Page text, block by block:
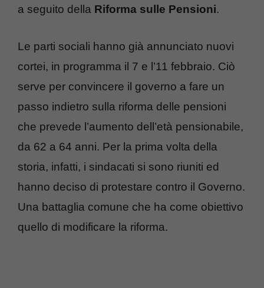
a seguito della Riforma sulle Pensioni.
Le parti sociali hanno già annunciato nuovi
cortei, in programma il 7 e l’11 febbraio. Ciò
serve per convincere il governo a fare un
passo indietro sulla riforma delle pensioni
che prevede l’aumento dell’età pensionabile,
da 62 a 64 anni. Per la prima volta della
storia, infatti, i sindacati si sono riuniti ed
hanno deciso di protestare contro il Governo.
Una battaglia comune che ha come obiettivo
quello di modificare la riforma.